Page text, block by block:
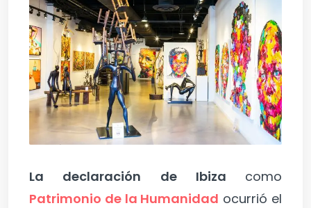
La declaración de Ibiza como
Patrimonio de la Humanidad ocurrió el